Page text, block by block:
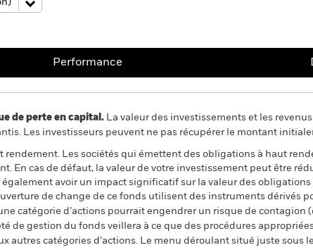
Performance
de perte en capital. La valeur des investissements et les
Les investisseurs peuvent ne pas récupérer le montant
rendement. Les sociétés qui émettent des obligations à haut
En cas de défaut, la valeur de votre investissement peut être
avoir un impact significatif sur la valeur des
de change de ce fonds utilisent des instruments dérivés
catégorie d’actions pourrait engendrer un risque de contagion
de gestion du fonds veillera à ce que des procédures
autres catégories d’actions. Le menu déroulant situé juste sous